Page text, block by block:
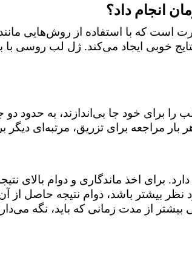
انجام داد؟
است که با استفاده از روش‌هایی
خوبی ایجاد می‌کند. ژل لب روسی با
را برای خود جا بی‌اندازند، به
مراجعه برای تزریق، مرتبه‌ای دیگر
برای اخذ ماندگاری و دوام بالای
بیشتر باشد، دوام نتیجه حاصل از